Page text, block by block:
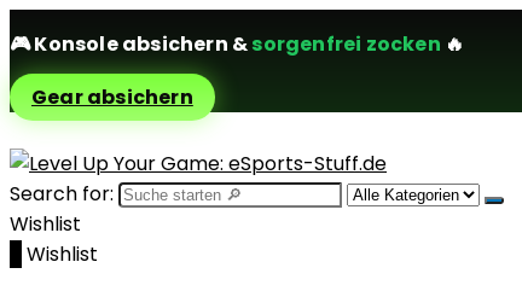
🎮Konsole absichern &sorgenfrei zocken 🔥
Gear absichern
Search for:
Wishlist
Wishlist